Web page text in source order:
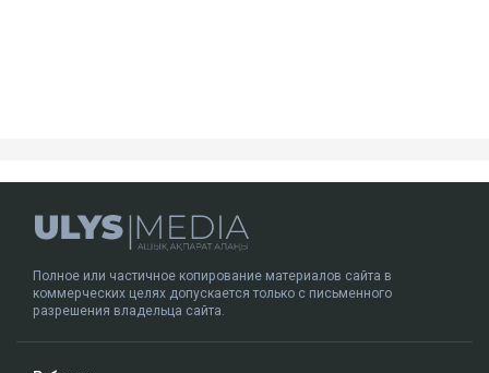
Полное или частичное копирование материалов сайта в
коммерческих целях допускается только с письменного
разрешения владельца сайта.